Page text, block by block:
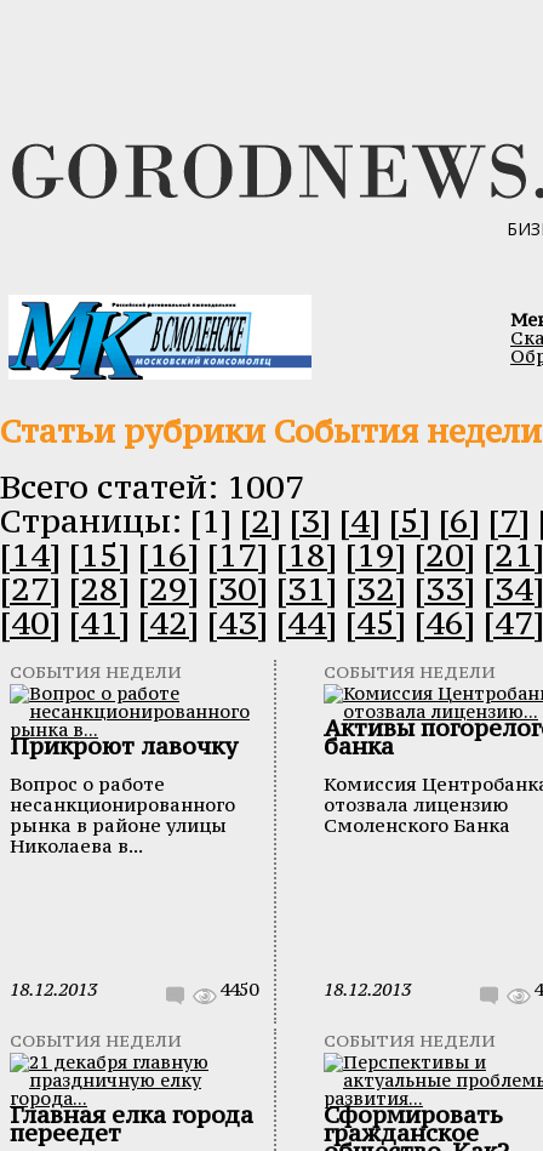
Статьи рубрики События недели
Всего статей: 1007
Cтраницы: [1] [2] [3] [4] [5] [6] [7]
[14] [15] [16] [17] [18] [19] [20] [21]
[27] [28] [29] [30] [31] [32] [33] [34]
[40] [41] [42] [43] [44] [45] [46] [47]
СОБЫТИЯ НЕДЕЛИ
Прикроют лавочку
Вопрос о работе
несанкционированного
рынка в районе улицы
Николаева в...
18.12.2013 4450
СОБЫТИЯ НЕДЕЛИ
Активы
банка
Комиссия
отозвала лицензию
Смоленского Банка
18.12.2013
СОБЫТИЯ НЕДЕЛИ
Главная елка города
переедет
СОБЫТИЯ НЕДЕЛИ
Сформировать
гражданское